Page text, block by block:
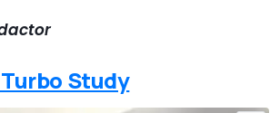
Study